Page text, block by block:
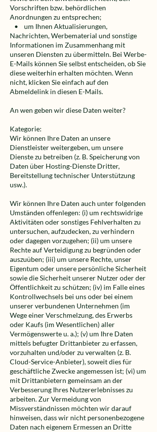
Vorschriften bzw. behördlichen
Anordnungen zu entsprechen;
• um Ihnen Aktualisierungen,
Nachrichten, Werbematerial und sonstige
Informationen im Zusammenhang mit
unseren Diensten zu übermitteln. Bei Werbe-
E-Mails können Sie selbst entscheiden, ob Sie
diese weiterhin erhalten möchten. Wenn
nicht, klicken Sie einfach auf den
Abmeldelink in diesen E-Mails.
An wen geben wir diese Daten weiter?
Kategorie:
Wir können Ihre Daten an unsere
Dienstleister weitergeben, um unsere
Dienste zu betreiben (z. B. Speicherung von
Daten über Hosting-Dienste Dritter,
Bereitstellung technischer Unterstützung
usw.).
Wir können Ihre Daten auch unter folgenden
Umständen offenlegen: (i) um rechtswidrige
Aktivitäten oder sonstiges Fehlverhalten zu
untersuchen, aufzudecken, zu verhindern
oder dagegen vorzugehen; (ii) um unsere
Rechte auf Verteidigung zu begründen oder
auszuüben; (iii) um unsere Rechte, unser
Eigentum oder unsere persönliche Sicherheit
sowie die Sicherheit unserer Nutzer oder der
Öffentlichkeit zu schützen; (iv) im Falle eines
Kontrollwechsels bei uns oder bei einem
unserer verbundenen Unternehmen (im
Wege einer Verschmelzung, des Erwerbs
oder Kaufs (im Wesentlichen) aller
Vermögenswerte u. a.); (v) um Ihre Daten
mittels befugter Drittanbieter zu erfassen,
vorzuhalten und/oder zu verwalten (z. B.
Cloud-Service-Anbieter), soweit dies für
geschäftliche Zwecke angemessen ist; (vi) um
mit Drittanbietern gemeinsam an der
Verbesserung Ihres Nutzererlebnisses zu
arbeiten. Zur Vermeidung von
Missverständnissen möchten wir darauf
hinweisen, dass wir nicht personenbezogene
Daten nach eigenem Ermessen an Dritte